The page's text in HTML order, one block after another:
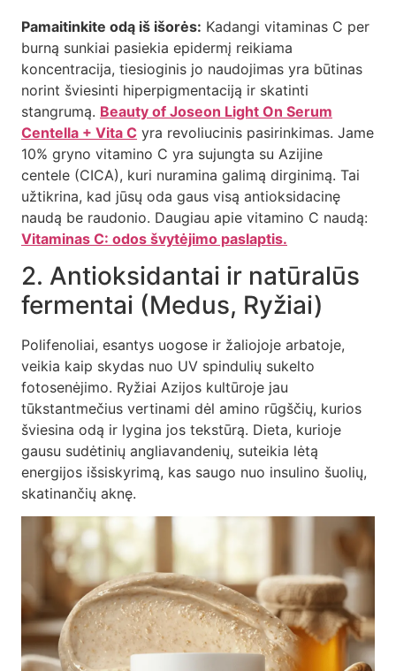
Pamaitinkite odą iš išorės: Kadangi vitaminas C per
burną sunkiai pasiekia epidermį reikiama
koncentracija, tiesioginis jo naudojimas yra būtinas
norint šviesinti hiperpigmentaciją ir skatinti
stangrumą. Beauty of Joseon Light On Serum
Centella + Vita C yra revoliucinis pasirinkimas. Jame
10% gryno vitamino C yra sujungta su Azijine
centele (CICA), kuri nuramina galimą dirginimą. Tai
užtikrina, kad jūsų oda gaus visą antioksidacinę
naudą be raudonio. Daugiau apie vitamino C naudą:
Vitaminas C: odos švytėjimo paslaptis.
2. Antioksidantai ir natūralūs
fermentai (Medus, Ryžiai)
Polifenoliai, esantys uogose ir žaliojoje arbatoje,
veikia kaip skydas nuo UV spindulių sukelto
fotosenėjimo. Ryžiai Azijos kultūroje jau
tūkstantmečius vertinami dėl amino rūgščių, kurios
šviesina odą ir lygina jos tekstūrą. Dieta, kurioje
gausu sudėtinių angliavandenių, suteikia lėtą
energijos išsiskyrimą, kas saugo nuo insulino šuolių,
skatinančių aknę.